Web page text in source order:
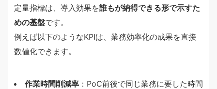
定量指標は、導入効果を誰もが納得できる形で示すた
めの基盤です。
例えば以下のようなKPIは、業務効率化の成果を直接
数値化できます。
作業時間削減率 ：PoC前後で同じ業務に要した時間